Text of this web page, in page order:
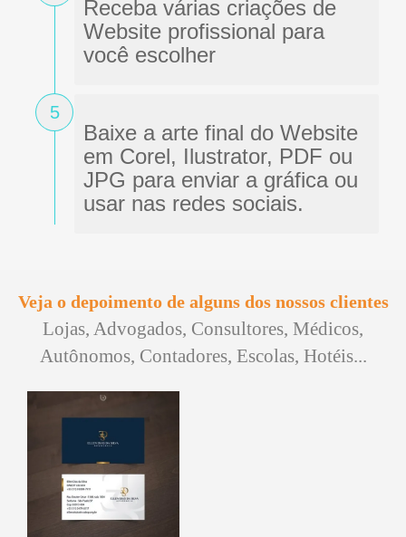
Receba várias criações de
Website profissional para
você escolher
5
Baixe a arte final do Website
em Corel, Ilustrator, PDF ou
JPG para enviar a gráfica ou
usar nas redes sociais.
Veja o depoimento de alguns dos nossos clientes
Lojas, Advogados, Consultores, Médicos,
Autônomos, Contadores, Escolas, Hotéis...